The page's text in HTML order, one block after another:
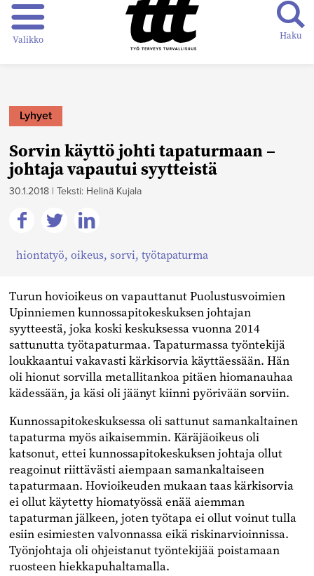
Valikko Haku
Lyhyet
Sorvin käyttö johti tapaturmaan –
johtaja vapautui syytteistä
30.1.2018 | Teksti: Helinä Kujala
Jaa
Facebookissa
Jaa
Twitterissä
Jaa
Linkedinissä
hiontatyö, oikeus, sorvi, työtapaturma
Turun hovioikeus on vapauttanut Puolustusvoimien
Upinniemen kunnossapitokeskuksen johtajan
syytteestä, joka koski keskuksessa vuonna 2014
sattunutta työtapaturmaa. Tapaturmassa työntekijä
loukkaantui vakavasti kärkisorvia käyttäessään. Hän
oli hionut sorvilla metallitankoa pitäen hiomanauhaa
kädessään, ja käsi oli jäänyt kiinni pyörivään sorviin.
Kunnossapitokeskuksessa oli sattunut samankaltainen
tapaturma myös aikaisemmin. Käräjäoikeus oli
katsonut, ettei kunnossapitokeskuksen johtaja ollut
reagoinut riittävästi aiempaan samankaltaiseen
tapaturmaan. Hovioikeuden mukaan taas kärkisorvia
ei ollut käytetty hiomatyössä enää aiemman
tapaturman jälkeen, joten työtapa ei ollut voinut tulla
esiin esimiesten valvonnassa eikä riskinarvioinnissa.
Työnjohtaja oli ohjeistanut työntekijää poistamaan
ruosteen hiekkapuhaltamalla.